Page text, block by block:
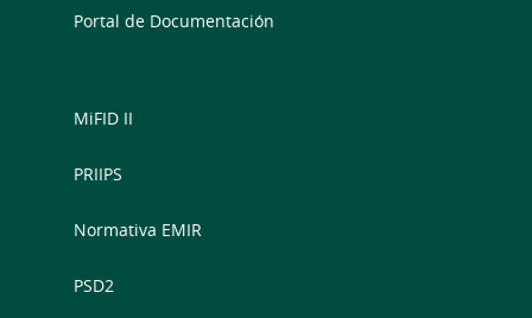
Portal de Documentación
MiFID II
PRIIPS
Normativa EMIR
PSD2